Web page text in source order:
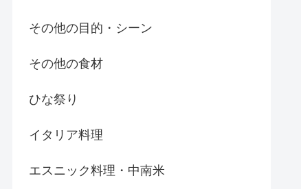
その他の目的・シーン
その他の食材
ひな祭り
イタリア料理
エスニック料理・中南米